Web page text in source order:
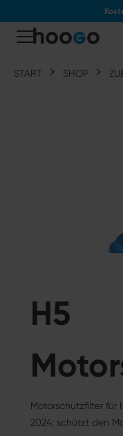
START SHOP
H5
Motorschutzfilter für
2024; schützt den